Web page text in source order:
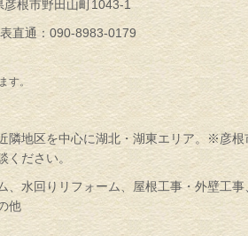
根市野田山町1043-1
直通：090-8983-0179
す。
隣地区を中心に湖北・湖東エリア。※彦根
ください。
、水回りリフォーム、屋根工事・外壁工事
他